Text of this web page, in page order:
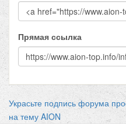
Прямая ссылка
Украсьте подпись форума
на тему AION